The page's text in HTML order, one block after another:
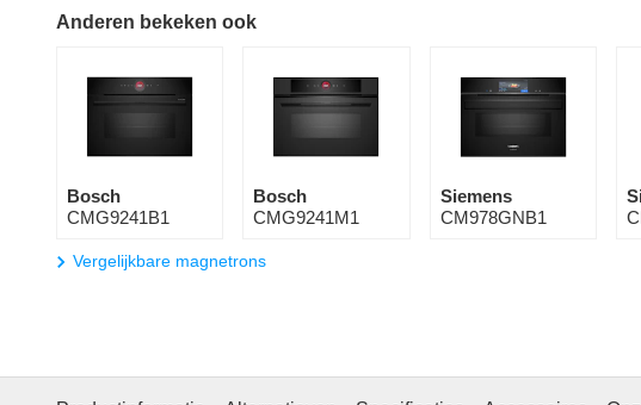
Anderen bekeken ook
Bosch
CMG9241B1
Bosch
CMG9241M1
Siemens
CM978GNB1
Vergelijkbare magnetrons